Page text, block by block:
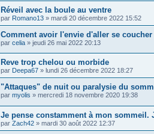
Réveil avec la boule au ventre
par Romano13 » mardi 20 décembre 2022 15:52
Comment avoir l'envie d'aller se coucher
par celia » jeudi 26 mai 2022 20:13
Reve trop chelou ou morbide
par Deepa67 » lundi 26 décembre 2022 18:27
"Attaques" de nuit ou paralysie du
par myolis » mercredi 18 novembre 2020 19:38
Je pense constamment à mon sommeil.
par Zach42 » mardi 30 août 2022 12:37